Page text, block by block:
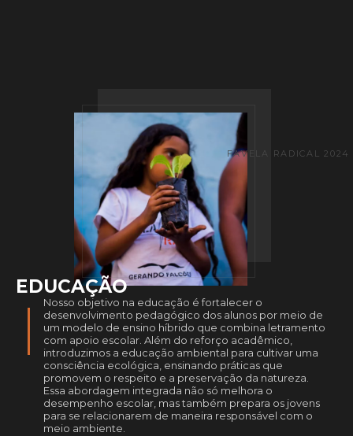
FAVELA RADICAL 2024
EDUCAÇÃO
Nosso objetivo na educação é fortalecer o
desenvolvimento pedagógico dos alunos por meio de
um modelo de ensino híbrido que combina letramento
com apoio escolar. Além do reforço acadêmico,
introduzimos a educação ambiental para cultivar uma
consciência ecológica, ensinando práticas que
promovem o respeito e a preservação da natureza.
Essa abordagem integrada não só melhora o
desempenho escolar, mas também prepara os jovens
para se relacionarem de maneira responsável com o
meio ambiente.